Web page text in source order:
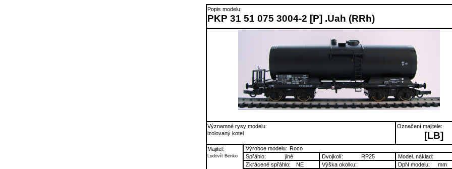
Popis modelu:
PKP 31 51 075 3004-2 [P] .Uah (RRh)
Významné rysy modelu:
izolovaný kotel
Označení majitele:
[LB]
Majitel:
Ludovít Benko
Výrobce modelu: Roco
Spřáhlo:
jiné Dvojkolí: RP25
Model. náklad:
Zkrácené spřáhlo:
NE Výška okolku: DpN modelu:
mm